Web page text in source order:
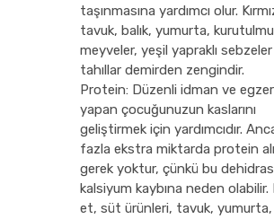
taşınmasına yardımcı olur.
tavuk, balık, yumurta,
meyveler, yeşil yapraklı
tahıllar demirden zengindir.
Protein: Düzenli idman ve
yapan çocuğunuzun kaslarını
geliştirmek için yardımcıdır.
fazla ekstra miktarda protein
gerek yoktur, çünkü bu
kalsiyum kaybına neden olabilir.
et, süt ürünleri, tavuk, yumurta,